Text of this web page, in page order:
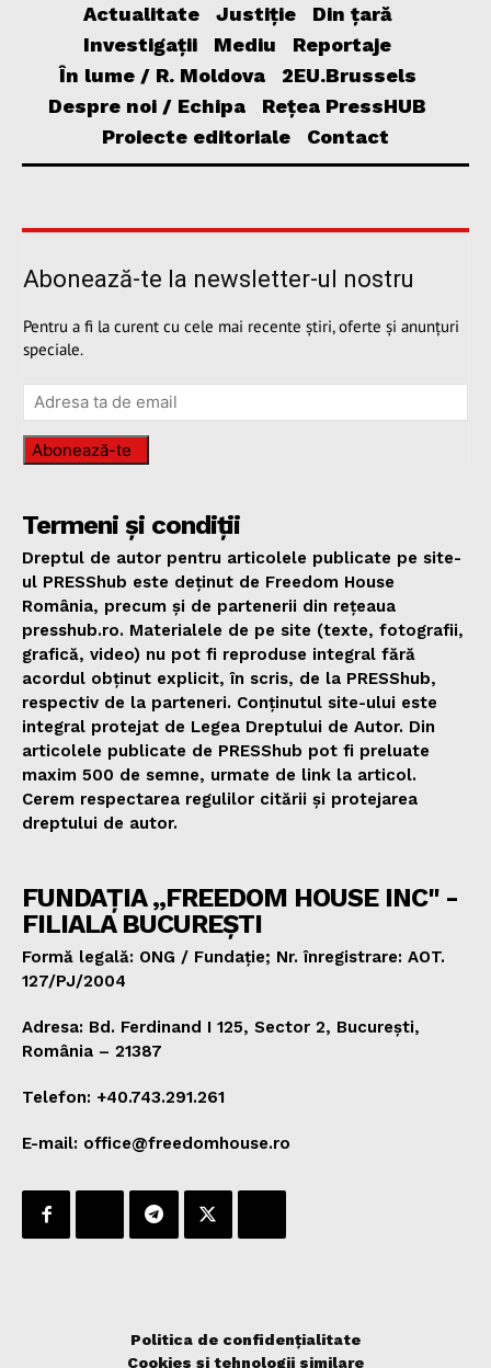
Actualitate Justiție
Din țară
Investigații
Mediu
Reportaje
În lume / R. Moldova
2EU.Brussels
Despre noi / Echipa
Rețea PressHUB
Proiecte editoriale
Contact
Abonează-te la newsletter-ul nostru
Pentru a fi la curent cu cele mai recente știri, oferte și anunțuri
speciale.
Abonează-te
Termeni și condiții
Dreptul de autor pentru articolele publicate pe site-
ul PRESShub este deținut de Freedom House
România, precum și de partenerii din rețeaua
presshub.ro. Materialele de pe site (texte, fotografii,
grafică, video) nu pot fi reproduse integral fără
acordul obținut explicit, în scris, de la PRESShub,
respectiv de la parteneri. Conținutul site-ului este
integral protejat de Legea Dreptului de Autor. Din
articolele publicate de PRESShub pot fi preluate
maxim 500 de semne, urmate de link la articol.
Cerem respectarea regulilor citării și protejarea
dreptului de autor.
FUNDAȚIA „FREEDOM HOUSE INC" -
FILIALA BUCUREȘTI
Formă legală: ONG / Fundație; Nr. înregistrare: AOT.
127/PJ/2004
Adresa: Bd. Ferdinand I 125, Sector 2, București,
România – 21387
Telefon: +40.743.291.261
E-mail: office@freedomhouse.ro
Politica de confidențialitate
Cookies și tehnologii similare